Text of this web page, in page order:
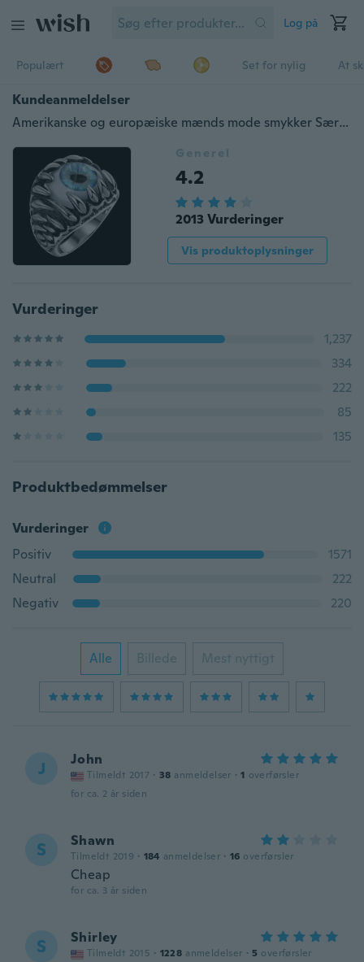
Log på
Populært Set for nylig At
Kundeanmeldelser
Amerikanske og europæiske mænds mode smykker Særlige øjeæble titaniumringe
Generel
4.2
2013 Vurderinger
Vis produktoplysninger
Vurderinger
1,237
334
222
85
135
Produktbedømmelser
Vurderinger
Positiv
1571
Neutral
222
Negativ
220
Alle Billede Mest nyttigt
J John
Tilmeldt 2017 · 38 anmeldelser · 1 overførsler
for ca. 2 år siden
S Shawn
Tilmeldt 2019 · 184 anmeldelser · 16 overførsler
Cheap
for ca. 3 år siden
S Shirley
Tilmeldt 2015 · 1228 anmeldelser · 5 overførsler